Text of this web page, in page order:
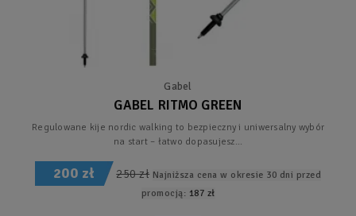
Gabel
GABEL RITMO GREEN
Regulowane kije nordic walking to bezpieczny i uniwersalny wybór
na start – łatwo dopasujesz...
200 zł 250 zł Najniższa cena w okresie 30 dni przed
promocją: 187 zł